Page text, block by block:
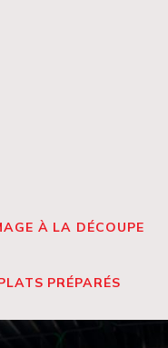
À LA DÉCOUPE
PRÉPARÉS